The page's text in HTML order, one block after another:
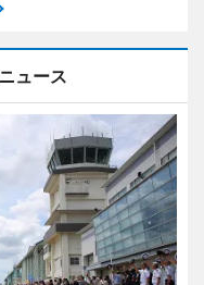
ュース